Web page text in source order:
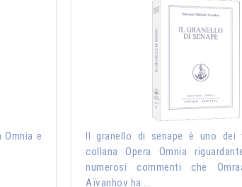
e
Il granello di senape è uno dei
collana Opera Omnia
numerosi commenti che
Aïvanhov ha …